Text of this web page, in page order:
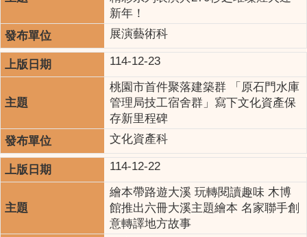
新年！
展演藝術科
114-12-23
桃園市首件聚落建築群 「原石門水庫
管理局技工宿舍群」寫下文化資產保
存新里程碑
文化資產科
114-12-22
繪本帶路遊大溪 玩轉閱讀趣味 木博
館推出六冊大溪主題繪本 名家聯手創
意轉譯地方故事